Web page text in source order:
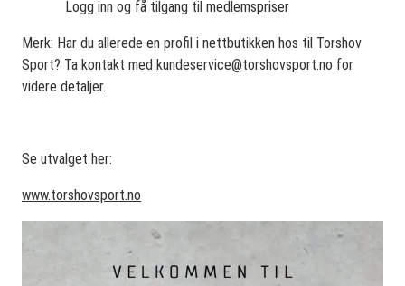
Logg inn og få tilgang til medlemspriser
Merk: Har du allerede en profil i nettbutikken hos til Torshov
Sport? Ta kontakt med kundeservice@torshovsport.no for
videre detaljer.
Se utvalget her:
www.torshovsport.no